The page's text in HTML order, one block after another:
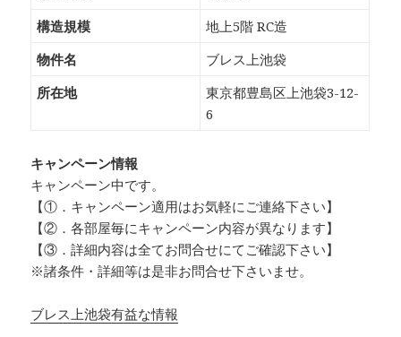
構造規模
地上5階 RC造
物件名
ブレス上池袋
所在地
東京都豊島区上池袋3-12-
6
キャンペーン情報
キャンペーン中です。
【①．キャンペーン適用はお気軽にご連絡下さい】
【②．各部屋毎にキャンペーン内容が異なります】
【③．詳細内容は全てお問合せにてご確認下さい】
※諸条件・詳細等は是非お問合せ下さいませ。
ブレス上池袋有益な情報